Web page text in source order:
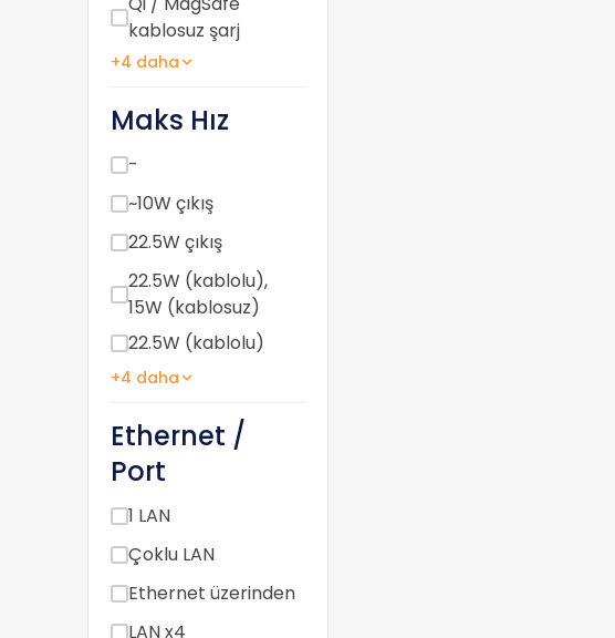
kablosuz şarj
+4 daha
Maks Hız
-
~10W çıkış
22.5W çıkış
22.5W (kablolu),
15W (kablosuz)
22.5W (kablolu)
+4 daha
Ethernet /
Port
1 LAN
Çoklu LAN
Ethernet üzerinden
LAN x4